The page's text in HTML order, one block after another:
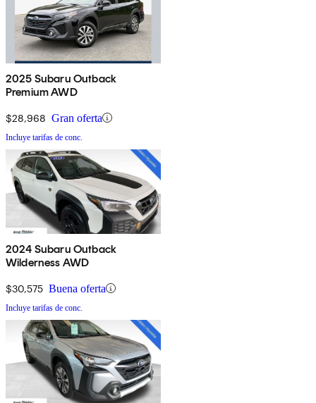
2025 Subaru Outback
Premium AWD
$28,968 Gran oferta
Incluye tarifas de conc.
2024 Subaru Outback
Wilderness AWD
$30,575 Buena oferta
Incluye tarifas de conc.